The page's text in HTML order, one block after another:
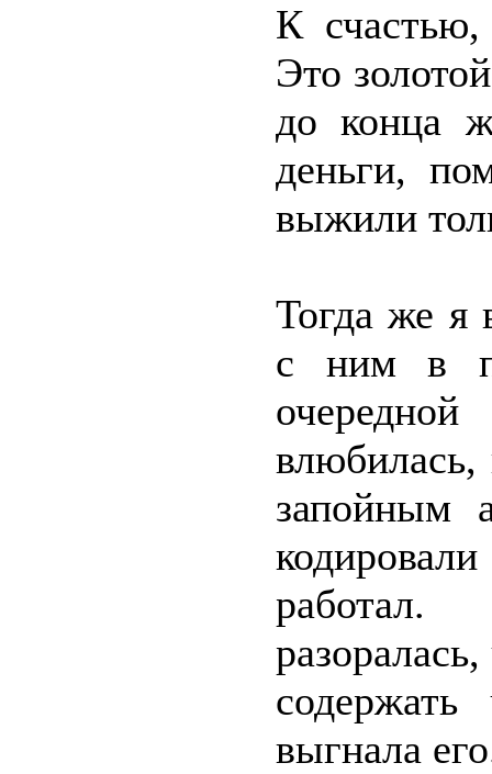
К
Это
до конца
деньги,
выжили
Тогда же я
с ним в
запойным
выгнала